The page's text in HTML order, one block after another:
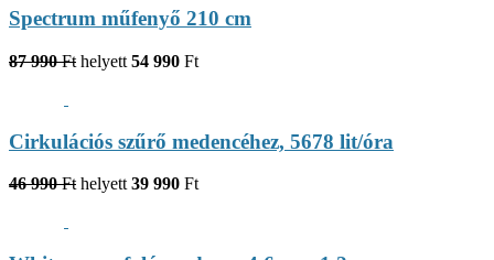
Spectrum műfenyő 210 cm
87 990 Ft helyett 54 990 Ft
Cirkulációs szűrő medencéhez, 5678 lit/óra
46 990 Ft helyett 39 990 Ft